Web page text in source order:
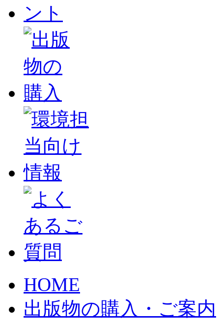
HOME
出版物の購入・ご案内